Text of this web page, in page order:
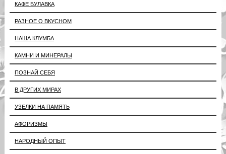
КАФЕ БУЛАВКА
РАЗНОЕ О ВКУСНОМ
НАША КЛУМБА
КАМНИ И МИНЕРАЛЫ
ПОЗНАЙ СЕБЯ
В ДРУГИХ МИРАХ
УЗЕЛКИ НА ПАМЯТЬ
АФОРИЗМЫ
НАРОДНЫЙ ОПЫТ